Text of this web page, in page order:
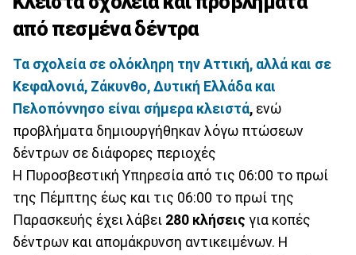
από πεσμένα δέντρα
Τα σχολεία σε ολόκληρη την Αττική, αλλά και σε
Κεφαλονιά, Ζάκυνθο, Δυτική Ελλάδα και
Πελοπόννησο είναι σήμερα κλειστά, ενώ
προβλήματα δημιουργήθηκαν λόγω πτώσεων
δέντρων σε διάφορες περιοχές
Η Πυροσβεστική Υπηρεσία από τις 06:00 το πρωί
της Πέμπτης έως και τις 06:00 το πρωί της
Παρασκευής έχει λάβει 280 κλήσεις για κοπές
δέντρων και απομάκρυνση αντικειμένων. Η